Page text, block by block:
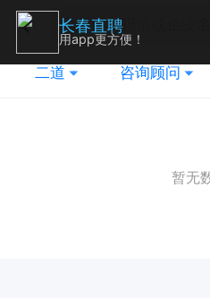
二道 咨询顾问
暂无
长春直聘
用app更方便！